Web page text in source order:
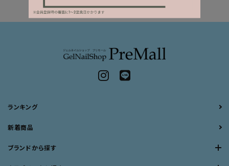
ランキング
新着商品
ブランドから探す